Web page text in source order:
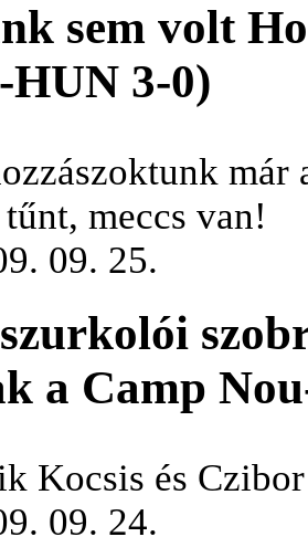
sem volt
3-0)
már
meccs van!
09. 25.
a Camp
Kocsis és
09. 24.